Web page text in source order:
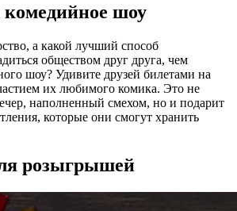
шоу
а какой лучший способ
обществом друг друга, чем
шоу? Удивите друзей билетами на
их любимого комика. Это не
наполненный смехом, но и подарит
которые они смогут хранить
розыгрышей